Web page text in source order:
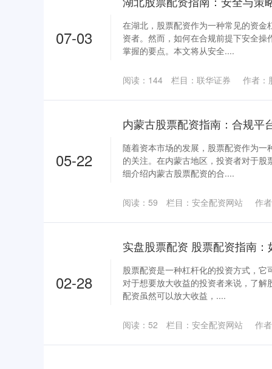
07-03
在湖北，股票配资作为一种常见的资
资者。然而，如何在合规前提下安全
掌握的要点。本文将从安全....
作者：
阅读： 144 栏目： 联华证券
05-22
内蒙古股票配资指南：合规平
随着资本市场的发展，股票配资作为
的关注。在内蒙古地区，投资者对于
细介绍内蒙古股票配资的合....
作
阅读： 59 栏目： 安全配资网站
02-28
实盘股票配资 股票配资指南
股票配资是一种杠杆化的投资方式，
对于想要放大收益的投资者来说，了
配资虽然可以放大收益，....
作
阅读： 52 栏目： 安全配资网站